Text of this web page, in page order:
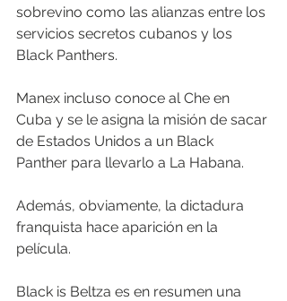
sobrevino como las alianzas entre los
servicios secretos cubanos y los
Black Panthers.
Manex incluso conoce al Che en
Cuba y se le asigna la misión de sacar
de Estados Unidos a un Black
Panther para llevarlo a La Habana.
Además, obviamente, la dictadura
franquista hace aparición en la
película.
Black is Beltza es en resumen una